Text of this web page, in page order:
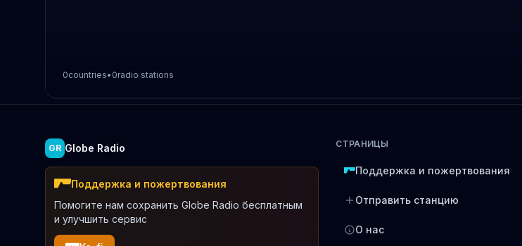
0countries• 0radio stations
GR Globe Radio
Поддержка и пожертвования
Помогите нам сохранить Globe Radio бесплатным
и улучшить сервис
СТРАНИЦЫ
Поддержка и пожертвования
Отправить станцию
О нас